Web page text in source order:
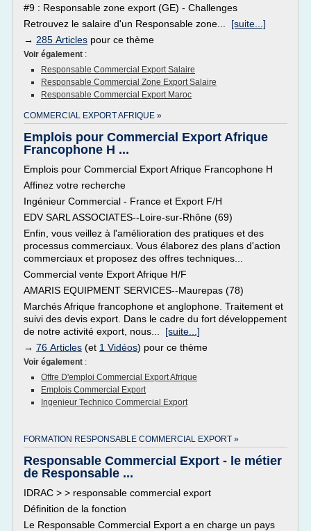
#9 : Responsable zone export (GE) - Challenges
Retrouvez le salaire d'un Responsable zone... [suite...]
→ 285 Articles pour ce thème
Voir également :
Responsable Commercial Export Salaire
Responsable Commercial Zone Export Salaire
Responsable Commercial Export Maroc
COMMERCIAL EXPORT AFRIQUE »
Emplois pour Commercial Export Afrique
Francophone H ...
Emplois pour Commercial Export Afrique Francophone H
Affinez votre recherche
Ingénieur Commercial - France et Export F/H
EDV SARL ASSOCIATES--Loire-sur-Rhône (69)
Enfin, vous veillez à l'amélioration des pratiques et des
processus commerciaux. Vous élaborez des plans d'action
commerciaux et proposez des offres techniques...
Commercial vente Export Afrique H/F
AMARIS EQUIPMENT SERVICES--Maurepas (78)
Marchés Afrique francophone et anglophone. Traitement et
suivi des devis export. Dans le cadre du fort développement
de notre activité export, nous... [suite...]
→ 76 Articles (et 1 Vidéos) pour ce thème
Voir également :
Offre D'emploi Commercial Export Afrique
Emplois Commercial Export
Ingenieur Technico Commercial Export
FORMATION RESPONSABLE COMMERCIAL EXPORT »
Responsable Commercial Export - le métier
de Responsable ...
IDRAC > > responsable commercial export
Définition de la fonction
Le Responsable Commercial Export a en charge un pays